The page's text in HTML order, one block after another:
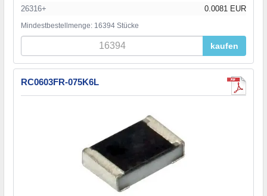
26316+
0.0081 EUR
Mindestbestellmenge: 16394 Stücke
kaufen
RC0603FR-075K6L